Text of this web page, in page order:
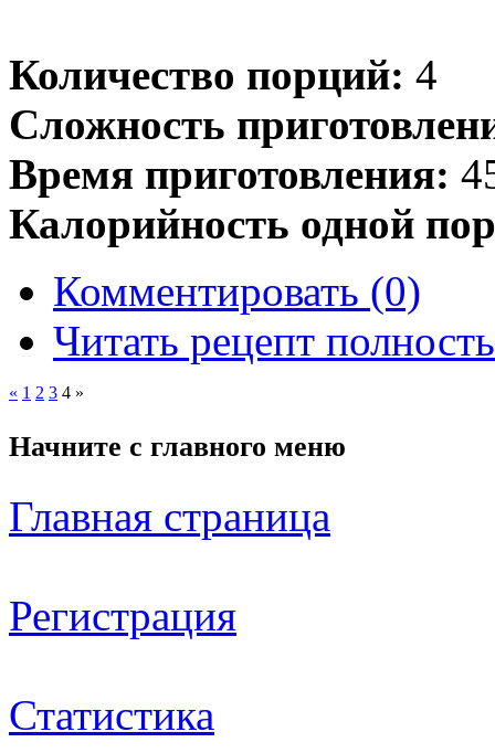
Количество порций: 4
Сложность
Время приготовления:
Калорийность одной
Комментировать (0)
Читать рецепт
« 1 2 3 4 »
Начните с главного меню
Главная страница
Регистрация
Статистика